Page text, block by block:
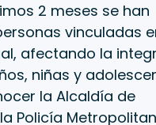
2 meses se han
vinculadas
afectando la
niñas y
la Alcaldía de
Policía